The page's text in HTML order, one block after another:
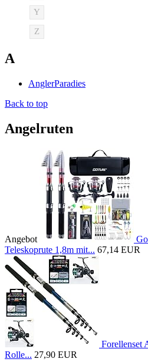
Y
Z
A
AnglerParadies
Back to top
Angelruten
Angebot
Teleskoprute 1,8m mit... 67,14 EUR
Forellenset
Rolle... 27,90 EUR